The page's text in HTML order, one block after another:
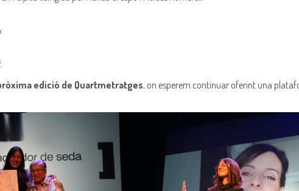
.
edició de Quartmetratges, on esperem continuar oferint una